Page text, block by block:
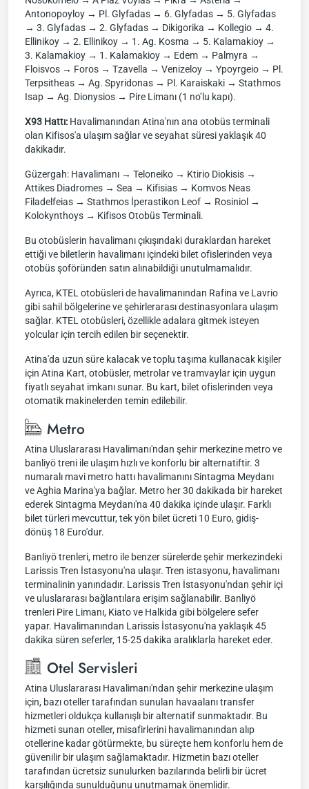
Antonopoyloy → Pl. Glyfadas → 6. Glyfadas → 5. Glyfadas
→ 3. Glyfadas → 2. Glyfadas → Dikigorika → Kollegio → 4.
Ellinikoy → 2. Ellinikoy → 1. Ag. Kosma → 5. Kalamakioy →
3. Kalamakioy → 1. Kalamakioy → Edem → Palmyra →
Floisvos → Foros → Tzavella → Venizeloy → Ypoyrgeio → Pl.
Terpsitheas → Ag. Spyridonas → Pl. Karaiskaki → Stathmos
Isap → Ag. Dionysios → Pire Limanı (1 no’lu kapı).
X93 Hattı: Havalimanından Atina'nın ana otobüs terminali
olan Kifisos'a ulaşım sağlar ve seyahat süresi yaklaşık 40
dakikadır.
Güzergah: Havalimanı → Teloneiko → Ktirio Diokisis →
Attikes Diadromes → Sea → Kifisias → Komvos Neas
Filadelfeias → Stathmos İperastikon Leof → Rosiniol →
Kolokynthoys → Kifisos Otobüs Terminali.
Bu otobüslerin havalimanı çıkışındaki duraklardan hareket
ettiği ve biletlerin havalimanı içindeki bilet ofislerinden veya
otobüs şoföründen satın alınabildiği unutulmamalıdır.
Ayrıca, KTEL otobüsleri de havalimanından Rafina ve Lavrio
gibi sahil bölgelerine ve şehirlerarası destinasyonlara ulaşım
sağlar. KTEL otobüsleri, özellikle adalara gitmek isteyen
yolcular için tercih edilen bir seçenektir.
Atina'da uzun süre kalacak ve toplu taşıma kullanacak kişiler
için Atina Kart, otobüsler, metrolar ve tramvaylar için uygun
fiyatlı seyahat imkanı sunar. Bu kart, bilet ofislerinden veya
otomatik makinelerden temin edilebilir.
Metro
Atina Uluslararası Havalimanı'ndan şehir merkezine metro ve
banliyö treni ile ulaşım hızlı ve konforlu bir alternatiftir. 3
numaralı mavi metro hattı havalimanını Sintagma Meydanı
ve Aghia Marina'ya bağlar. Metro her 30 dakikada bir hareket
ederek Sintagma Meydanı'na 40 dakika içinde ulaşır. Farklı
bilet türleri mevcuttur, tek yön bilet ücreti 10 Euro, gidiş-
dönüş 18 Euro'dur.
Banliyö trenleri, metro ile benzer sürelerde şehir merkezindeki
Larissis Tren İstasyonu'na ulaşır. Tren istasyonu, havalimanı
terminalinin yanındadır. Larissis Tren İstasyonu'ndan şehir içi
ve uluslararası bağlantılara erişim sağlanabilir. Banliyö
trenleri Pire Limanı, Kiato ve Halkida gibi bölgelere sefer
yapar. Havalimanından Larissis İstasyonu'na yaklaşık 45
dakika süren seferler, 15-25 dakika aralıklarla hareket eder.
Otel Servisleri
Atina Uluslararası Havalimanı'ndan şehir merkezine ulaşım
için, bazı oteller tarafından sunulan havaalanı transfer
hizmetleri oldukça kullanışlı bir alternatif sunmaktadır. Bu
hizmeti sunan oteller, misafirlerini havalimanından alıp
otellerine kadar götürmekte, bu süreçte hem konforlu hem de
güvenilir bir ulaşım sağlamaktadır. Hizmetin bazı oteller
tarafından ücretsiz sunulurken bazılarında belirli bir ücret
karşılığında sunulduğunu unutmamak önemlidir.